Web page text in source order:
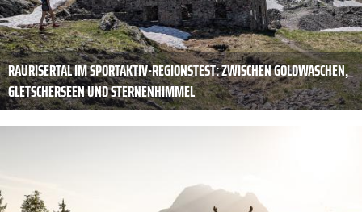
RAURISERTAL IM SPORTAKTIV-REGIONSTEST: ZWISCHEN GOLDWASCHEN,
GLETSCHERSEEN UND STERNENHIMMEL